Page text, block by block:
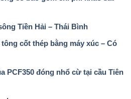
Tiền Hải – Thái Bình
cốt thép bằng máy xúc – Có
PCF350 đóng nhổ cừ tại cầu Tiên